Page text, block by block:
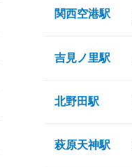
関西空港駅
吉見ノ里駅
北野田駅
萩原天神駅